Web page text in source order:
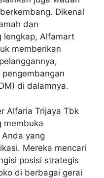
Dikenal
dan
lengkap, Alfamart
memberikan
di dalamnya.
Alfaria Trijaya Tbk
membuka
yang
Mereka mencari
posisi strategis
di berbagai gerai